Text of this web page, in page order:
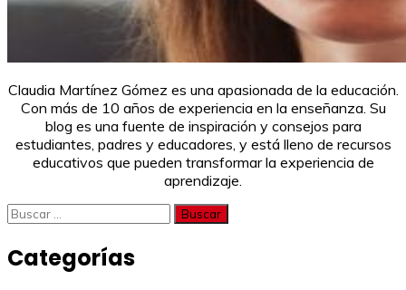
Claudia Martínez Gómez es una apasionada de la educación.
Con más de 10 años de experiencia en la enseñanza. Su
blog es una fuente de inspiración y consejos para
estudiantes, padres y educadores, y está lleno de recursos
educativos que pueden transformar la experiencia de
aprendizaje.
Buscar:
Categorías